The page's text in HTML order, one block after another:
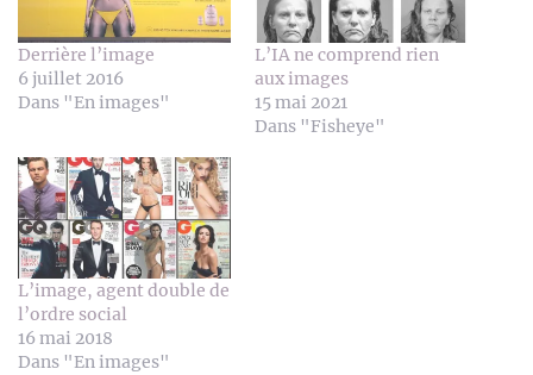
Derrière l’image
6 juillet 2016
Dans "En images"
L’IA ne comprend rien
aux images
15 mai 2021
Dans "Fisheye"
L’image, agent double de
l’ordre social
16 mai 2018
Dans "En images"